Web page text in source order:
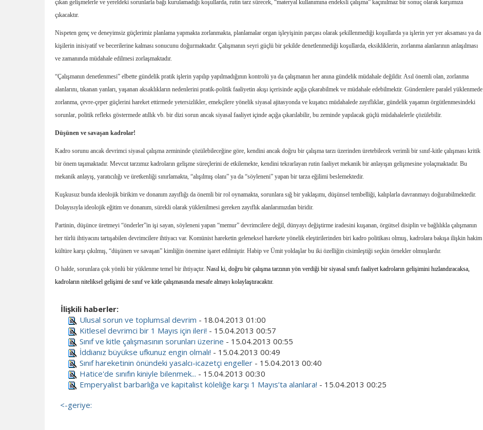
çıkan gelişmelerle ve yereldeki sorunlarla bağı kurulamadığı koşullarda, rutin tarz sürecek, “materyal kullanımına endeksli çalışma” kaçınılmaz bir sonuç olarak karşımıza
çıkacaktır.
Nispeten genç ve deneyimsiz güçlerimiz planlama yapmakta zorlanmakta, planlamalar organ işleyişinin parçası olarak şekillenmediği koşullarda ya işlerin yer yer aksaması ya da
kişilerin inisiyatif ve becerilerine kalması sonucunu doğurmaktadır. Çalışmanın seyri güçlü bir şekilde denetlenmediği koşullarda, eksikliklerin, zorlanma alanlarının anlaşılması
ve zamanında müdahale edilmesi zorlaşmaktadır.
“Çalışmanın denetlenmesi” elbette gündelik pratik işlerin yapılıp yapılmadığının kontrolü ya da çalışmanın her anına gündelik müdahale değildir. Asıl önemli olan, zorlanma
alanlarını, tıkanan yanları, yaşanan aksaklıkların nedenlerini pratik-politik faaliyetin akışı içerisinde açığa çıkarabilmek ve müdahale edebilmektir. Gündemlere paralel yüklenmede
zorlanma, çevre-çeper güçlerini hareket ettirmede yetersizlikler, emekçilere yönelik siyasal ajitasyonda ve kuşatıcı müdahalede zayıflıklar, gündelik yaşamın örgütlenmesindeki
sorunlar, politik refleks göstermede atıllık vb. bir dizi sorun ancak siyasal faaliyet içinde açığa çıkarılabilir, bu zeminde yapılacak güçlü müdahalelerle çözülebilir.
Düşünen ve savaşan kadrolar!
Kadro sorunu ancak devrimci siyasal çalışma zemininde çözülebileceğine göre, kendini ancak doğru bir çalışma tarzı üzerinden üretebilecek verimli bir sınıf-kitle çalışması kritik
bir önem taşımaktadır. Mevcut tarzımız kadroların gelişme süreçlerini de etkilemekte, kendini tekrarlayan rutin faaliyet mekanik bir anlayışın gelişmesine yolaçmaktadır. Bu
mekanik anlayış, yaratıcılığı ve üretkenliği sınırlamakta, “alışılmış olanı” ya da “söyleneni” yapan bir tarza eğilimi beslemektedir.
Kuşkusuz bunda ideolojik birikim ve donanım zayıflığı da önemli bir rol oynamakta, sorunlara sığ bir yaklaşımı, düşünsel tembelliği, kalıplarla davranmayı doğurabilmektedir.
Dolayısıyla ideolojik eğitim ve donanım, sürekli olarak yüklenilmesi gereken zayıflık alanlarımızdan biridir.
Partinin, düşünce üretmeyi “önderler”in işi sayan, söyleneni yapan “memur” devrimcilere değil, dünyayı değiştirme iradesini kuşanan, örgütsel disiplin ve bağlılıkla çalışmanın
her türlü ihtiyacını tartışabilen devrimcilere ihtiyacı var. Komünist hareketin geleneksel harekete yönelik eleştirilerinden biri kadro politikası olmuş, kadrolara bakışa ilişkin hakim
kültüre karşı çıkılmış, “düşünen ve savaşan” kimliğin önemine işaret edilmiştir. Habip ve Ümit yoldaşlar bu iki özelliğin cisimleştiği seçkin örnekler olmuşlardır.
O halde, sorunlara çok yönlü bir yüklenme temel bir ihtiyaçtır. Nasıl ki, doğru bir çalışma tarzının yön verdiği bir siyasal sınıfı faaliyet kadroların gelişimini hızlandıracaksa,
kadroların niteliksel gelişimi de sınıf ve kitle çalışmasında mesafe almayı kolaylaştıracaktır.
İlişkili haberler:
Ulusal sorun ve toplumsal devrim - 18.04.2013 01:00
Kitlesel devrimci bir 1 Mayıs için ileri! - 15.04.2013 00:57
Sınıf ve kitle çalışmasının sorunları üzerine - 15.04.2013 00:55
İddianız büyükse ufkunuz engin olmalı! - 15.04.2013 00:49
Sınıf hareketinin önündeki yasalcı-icazetçi engeller - 15.04.2013 00:40
Hatice'de sınıfın kiniyle bilenmek... - 15.04.2013 00:30
Emperyalist barbarlığa ve kapitalist köleliğe karşı 1 Mayıs’ta alanlara! - 15.04.2013 00:25
<-geriye: